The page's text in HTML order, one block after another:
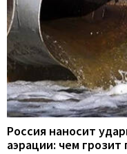
Россия наносит
аэрации: чем